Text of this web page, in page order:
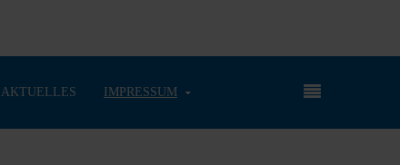
AKTUELLES IMPRESSUM